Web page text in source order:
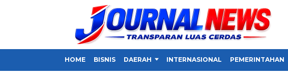
HOME BISNIS DAERAH INTERNASIONAL PEMERINTAHAN